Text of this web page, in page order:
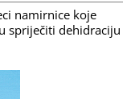
namirnice koje
spriječiti dehidraciju